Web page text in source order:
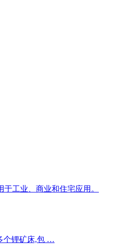
工业、商业和住宅应用。
个锂矿床,包 …